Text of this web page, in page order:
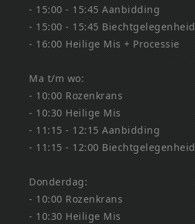
- 15:00 - 15:45 Aanbidding
- 15:00 - 15:45 Biechtgelegenheid
- 16:00 Heilige Mis + Processie
Ma t/m wo:
- 10:00 Rozenkrans
- 10:30 Heilige Mis
- 11:15 - 12:15 Aanbidding
- 11:15 - 12:00 Biechtgelegenheid
Donderdag:
- 10:00 Rozenkrans
- 10:30 Heilige Mis